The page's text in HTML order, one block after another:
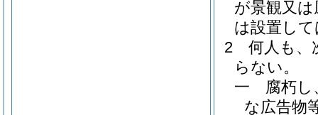
が景観又
は設置し
2
何人も、
らない。
一
腐朽
な広告物